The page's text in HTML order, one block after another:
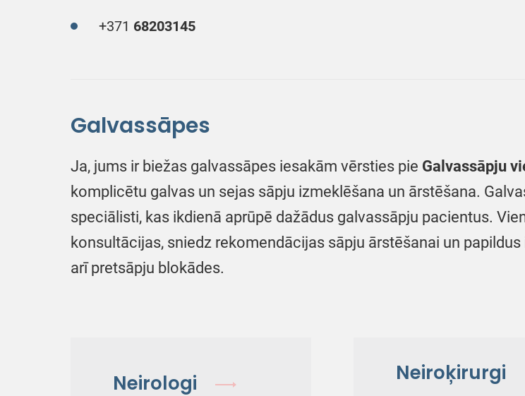
+371 68203145
Galvassāpes
Ja, jums ir biežas galvassāpes iesakām vērsties pie Galvassāpju
komplicētu galvas un sejas sāpju izmeklēšana un ārstēšana.
speciālisti, kas ikdienā aprūpē dažādus galvassāpju pacientus.
konsultācijas, sniedz rekomendācijas sāpju ārstēšanai un
arī pretsāpju blokādes.
Neirologi Neiroķirurgi